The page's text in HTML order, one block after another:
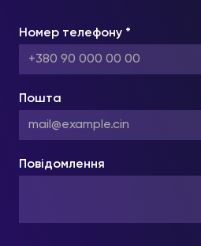
Номер телефону *
Пошта
Повідомлення